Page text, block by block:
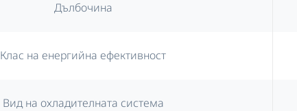
Дълбочина
Клас на енергийна ефективност
Вид на охладителната система